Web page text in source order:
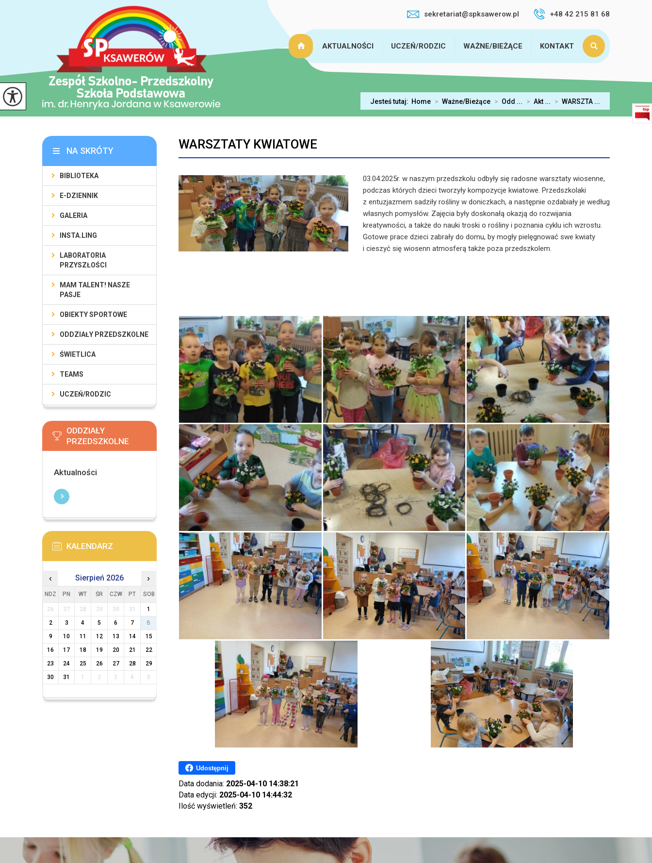
sekretariat@spksawerow.pl +48 42 215 81 68
AKTUALNOŚCI UCZEŃ/RODZIC WAŻNE/BIEŻĄCE KONTAKT
Jesteś tutaj: Home > Ważne/Bieżące > Odd ... > Akt ... > WARSZTA ...
WARSZTATY KWIATOWE
03.04.2025r. w naszym przedszkolu odbyły się radosne warsztaty wiosenne,
podczas których dzieci tworzyły kompozycje kwiatowe. Przedszkolaki
z entuzjazmem sadziły rośliny w doniczkach, a następnie ozdabiały je według
własnych pomysłów. Zajęcia były doskonałą okazją do rozwijania
kreatywności, a także do nauki troski o rośliny i poznania cyklu ich wzrostu.
Gotowe prace dzieci zabrały do domu, by mogły pielęgnować swe kwiaty
i cieszyć się wiosenn atmosferą także poza przedszkolem.
Udostępnij
Data dodania: 2025-04-10 14:38:21
Data edycji: 2025-04-10 14:44:32
Ilość wyświetleń: 352
NA SKRÓTY
BIBLIOTEKA
E-DZIENNIK
GALERIA
INSTA.LING
LABORATORIA
PRZYSZŁOŚCI
MAM TALENT! NASZE
PASJE
OBIEKTY SPORTOWE
ODDZIAŁY PRZEDSZKOLNE
ŚWIETLICA
TEAMS
UCZEŃ/RODZIC
ODDZIAŁY
PRZEDSZKOLNE
Aktualności
KALENDARZ
‹ Sierpień 2026 ›
NDZ PN WT ŚR CZW PT SOB
26 27 28 29 30 31
1
2
3 4 5 6 7
8
9
10 11 12 13 14
15
16
17 18 19 20 21
22
23
24 25 26 27 28
29
30
31 1 2 3 4 5